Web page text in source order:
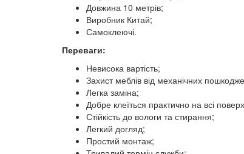
Довжина 10 метрів;
Виробник Китай;
Самоклеючі.
Переваги:
Невисока вартість;
Захист меблів від механічних
Легка заміна;
Добре клеїться практично на всі
Стійкість до вологи та стирання;
Легкий догляд;
Простий монтаж;